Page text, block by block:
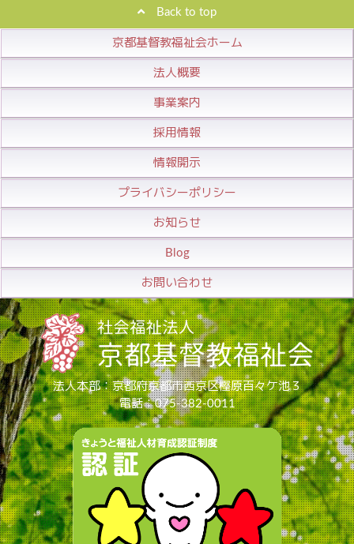
Back to top
京都基督教福祉会ホーム
法人概要
事業案内
採用情報
情報開示
プライバシーポリシー
お知らせ
Blog
お問い合わせ
法人本部：京都府京都市西京区樫原百々ケ池３
電話：075-382-0011